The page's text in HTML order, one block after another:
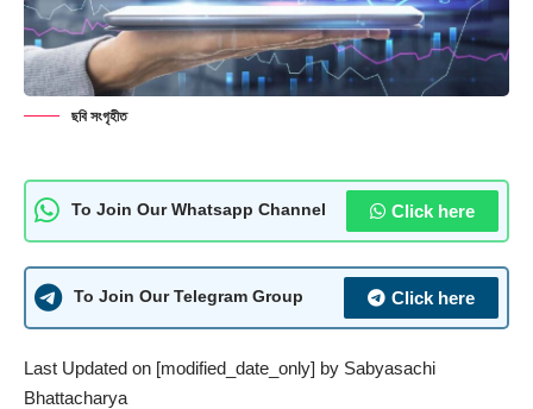
ছবি সংগৃহীত
To Join Our Whatsapp Channel Click here
To Join Our Telegram Group Click here
Last Updated on [modified_date_only] by Sabyasachi
Bhattacharya